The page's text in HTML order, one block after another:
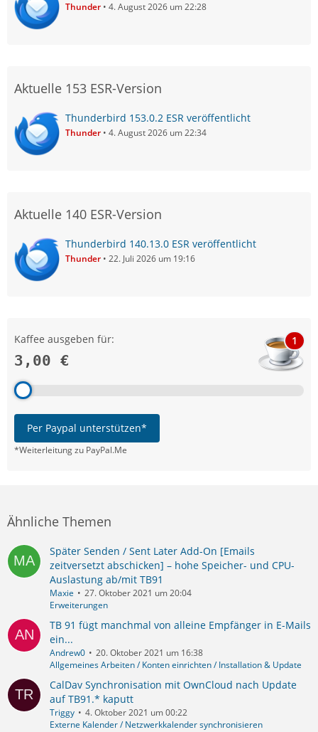
Thunder 4. August 2026 um 22:28
Aktuelle 153 ESR-Version
Thunderbird 153.0.2 ESR veröffentlicht
Thunder 4. August 2026 um 22:34
Aktuelle 140 ESR-Version
Thunderbird 140.13.0 ESR veröffentlicht
Thunder 22. Juli 2026 um 19:16
Kaffee ausgeben für:
3,00 €
1
Per Paypal unterstützen*
*Weiterleitung zu PayPal.Me
Ähnliche Themen
Später Senden / Sent Later Add-On [Emails
zeitversetzt abschicken] – hohe Speicher- und CPU-
Auslastung ab/mit TB91
Maxie
27. Oktober 2021 um 20:04
Erweiterungen
TB 91 fügt manchmal von alleine Empfänger in E-Mails
ein...
Andrew0
20. Oktober 2021 um 16:38
Allgemeines Arbeiten / Konten einrichten / Installation & Update
CalDav Synchronisation mit OwnCloud nach Update
auf TB91.* kaputt
Triggy
4. Oktober 2021 um 00:22
Externe Kalender / Netzwerkkalender synchronisieren